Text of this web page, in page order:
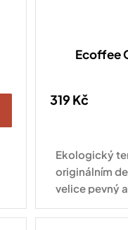
Ecoffee
319 Kč
Ekologický
originálním
velice pevný
Vhodný pro
využití.